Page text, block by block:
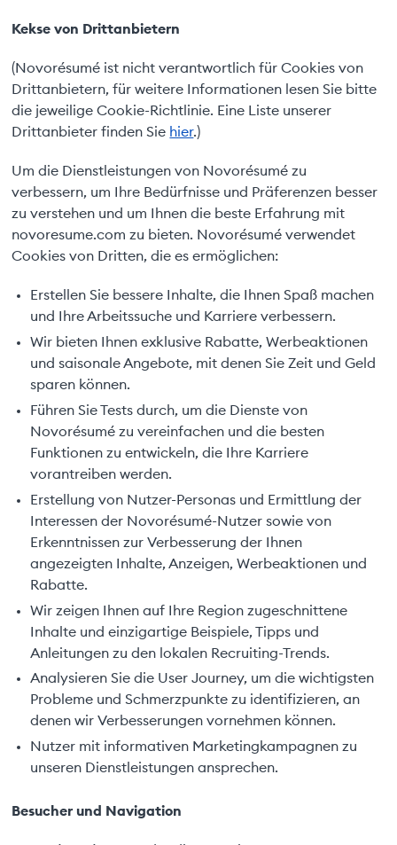
Kekse von Drittanbietern
(Novorésumé ist nicht verantwortlich für Cookies von
Drittanbietern, für weitere Informationen lesen Sie bitte
die jeweilige Cookie-Richtlinie. Eine Liste unserer
Drittanbieter finden Sie hier.)
Um die Dienstleistungen von Novorésumé zu
verbessern, um Ihre Bedürfnisse und Präferenzen besser
zu verstehen und um Ihnen die beste Erfahrung mit
novoresume.com zu bieten. Novorésumé verwendet
Cookies von Dritten, die es ermöglichen:
Erstellen Sie bessere Inhalte, die Ihnen Spaß machen
und Ihre Arbeitssuche und Karriere verbessern.
Wir bieten Ihnen exklusive Rabatte, Werbeaktionen
und saisonale Angebote, mit denen Sie Zeit und Geld
sparen können.
Führen Sie Tests durch, um die Dienste von
Novorésumé zu vereinfachen und die besten
Funktionen zu entwickeln, die Ihre Karriere
vorantreiben werden.
Erstellung von Nutzer-Personas und Ermittlung der
Interessen der Novorésumé-Nutzer sowie von
Erkenntnissen zur Verbesserung der Ihnen
angezeigten Inhalte, Anzeigen, Werbeaktionen und
Rabatte.
Wir zeigen Ihnen auf Ihre Region zugeschnittene
Inhalte und einzigartige Beispiele, Tipps und
Anleitungen zu den lokalen Recruiting-Trends.
Analysieren Sie die User Journey, um die wichtigsten
Probleme und Schmerzpunkte zu identifizieren, an
denen wir Verbesserungen vornehmen können.
Nutzer mit informativen Marketingkampagnen zu
unseren Dienstleistungen ansprechen.
Besucher und Navigation